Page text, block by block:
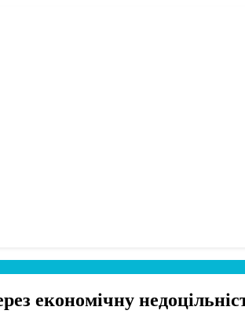
економічну